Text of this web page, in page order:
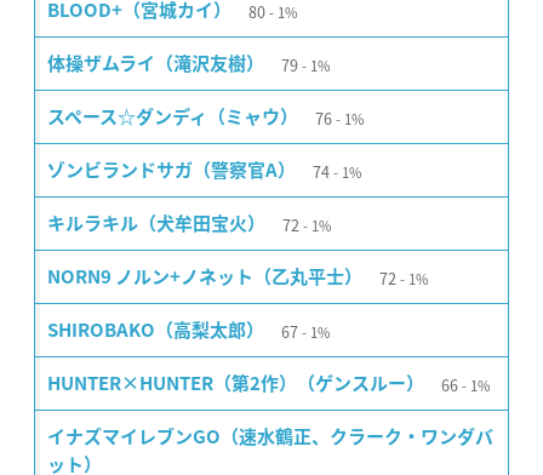
BLOOD+（宮城カイ） 80 1%
体操ザムライ（滝沢友樹） 79 1%
スペース☆ダンディ（ミャウ） 76 1%
ゾンビランドサガ（警察官A） 74 1%
キルラキル（犬牟田宝火） 72 1%
NORN9 ノルン+ノネット（乙丸平士） 72 1%
SHIROBAKO（高梨太郎） 67 1%
HUNTER×HUNTER（第2作）（ゲンスルー） 66 1%
イナズマイレブンGO（速水鶴正、クラーク・ワンダバ
ット）